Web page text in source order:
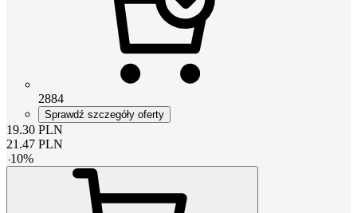
2884
Sprawdź szczegóły oferty
19.30 PLN
21.47 PLN
-10%